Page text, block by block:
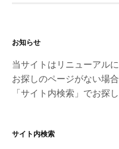
お知らせ
当サイトはリニューアル
お探しのページがない場
「サイト内検索」でお探
サイト内検索